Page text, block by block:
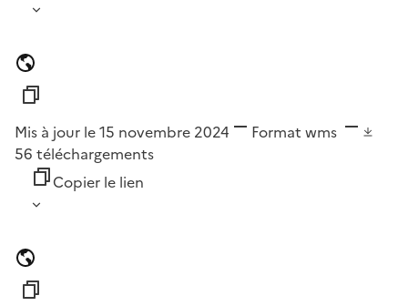
Mis à jour le 15 novembre 2024 Format wms
56 téléchargements
Copier le lien